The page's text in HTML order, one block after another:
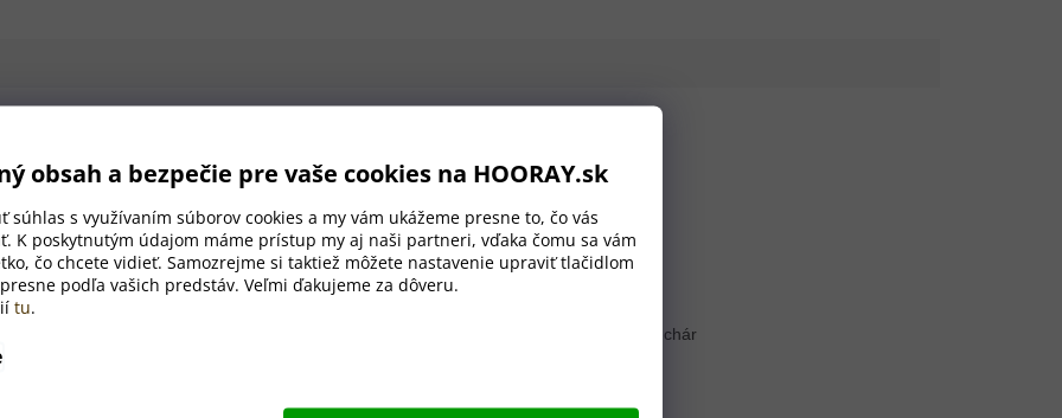
obsah a bezpečie pre vaše cookies na HOORAY.sk
súhlas s využívaním súborov cookies a my vám ukážeme presne to, čo vás
K poskytnutým údajom máme prístup my aj naši partneri, vďaka čomu sa vám
čo chcete vidieť. Samozrejme si taktiež môžete nastavenie upraviť tlačidlom
podľa vašich predstáv. Veľmi ďakujeme za dôveru.
tu.
na krájanie
rozmery 30×20×2 cm,
mäsa, zeleniny či iných
že by ste museli platiť
a my sa už postaráme